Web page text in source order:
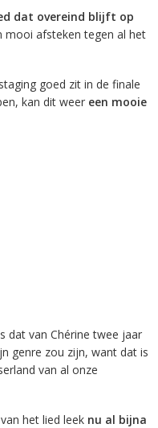
dat overeind blijft op
mooi afsteken tegen al het
goed zit in de finale
kan dit weer een mooie
dat van Chérine twee jaar
genre zou zijn, want dat is
van al onze
het lied leek nu al bijna